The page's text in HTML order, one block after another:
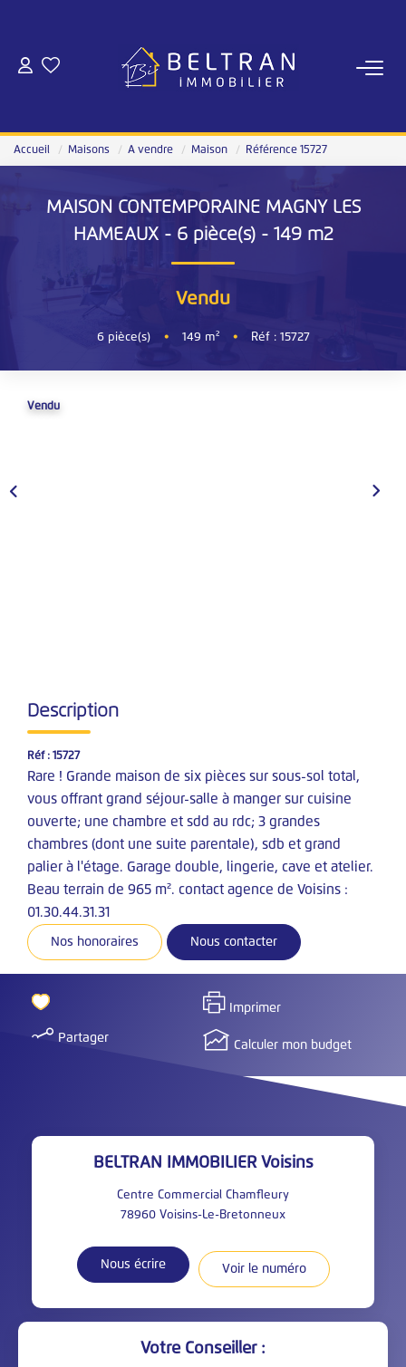
NOS AGENCES
Qui Sommes-Nous
Notre Équipe
Notre Magazine
ESTIMATION
ACHAT
Nos Biens Loués
GESTION
Services
Nos Garanties
CONTACT
A.G.P.I
Accueil Maisons A vendre Maison Référence 15727
MAISON CONTEMPORAINE MAGNY LES
HAMEAUX - 6 pièce(s) - 149 m2
Vendu
6pièce(s) • 149 m² • Réf : 15727
Vendu
Description
Réf : 15727
Rare ! Grande maison de six pièces sur sous-sol total,
vous offrant grand séjour-salle à manger sur cuisine
ouverte; une chambre et sdd au rdc; 3 grandes
chambres (dont une suite parentale), sdb et grand
palier à l'étage. Garage double, lingerie, cave et atelier.
Beau terrain de 965 m². contact agence de Voisins :
01.30.44.31.31
Nos honoraires Nous contacter
Imprimer
Partager
Calculer mon budget
BELTRAN IMMOBILIER Voisins
Centre Commercial Chamfleury
78960 Voisins-Le-Bretonneux
Nous écrire Voir le numéro
Votre Conseiller :